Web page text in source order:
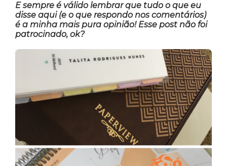
E sempre é válido lembrar que tudo o que eu
disse aqui (e o que respondo nos comentários)
é a minha mais pura opinião! Esse post não foi
patrocinado, ok?